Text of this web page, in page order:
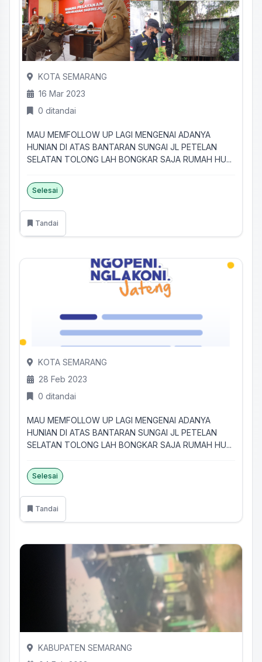
KOTA SEMARANG
16 Mar 2023
0 ditandai
MAU MEMFOLLOW UP LAGI MENGENAI ADANYA
HUNIAN DI ATAS BANTARAN SUNGAI JL PETELAN
SELATAN TOLONG LAH BONGKAR SAJA RUMAH HU...
Selesai
Tandai
KOTA SEMARANG
28 Feb 2023
0 ditandai
MAU MEMFOLLOW UP LAGI MENGENAI ADANYA
HUNIAN DI ATAS BANTARAN SUNGAI JL PETELAN
SELATAN TOLONG LAH BONGKAR SAJA RUMAH HU...
Selesai
Tandai
KABUPATEN SEMARANG